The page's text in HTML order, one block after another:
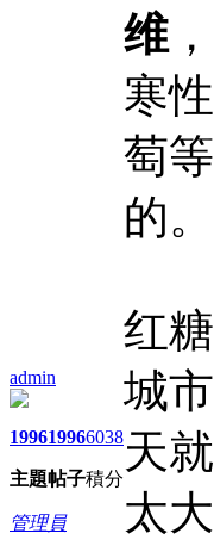
admin
1996
主題
1996
帖子
6038
積分
管理員
维
寒
萄
的。
红
城
天
太